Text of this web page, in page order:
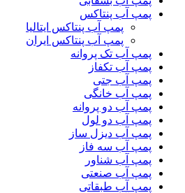
پمپ آب پنتاکس
پمپ آب پنتاکس ایتالیا
پمپ آب پنتاکس ایران
پمپ آب تک پروانه
پمپ آب تکفاز
پمپ آب جتی
پمپ آب خانگی
پمپ آب دو پروانه
پمپ آب دو لول
پمپ آب دیزل ساز
پمپ آب سه فاز
پمپ آب شناور
پمپ آب صنعتی
پمپ آب طبقاتی